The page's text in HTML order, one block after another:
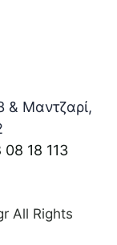
& Μαντζαρί,
18 113
All Rights